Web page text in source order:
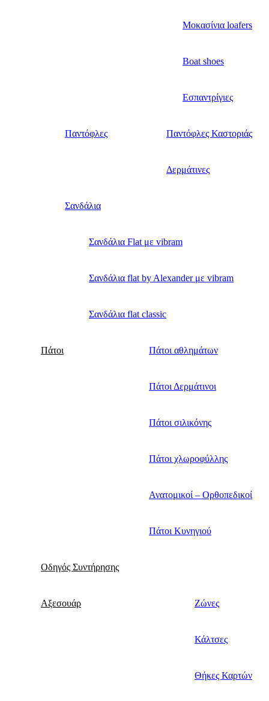
Μοκασίνια loafers
Boat shoes
Εσπαντρίγιες
Παντόφλες Παντόφλες Καστοριάς
Δερμάτινες
Σανδάλια
Σανδάλια Flat με vibram
Σανδάλια flat by Alexander με vibram
Σανδάλια flat classic
Πάτοι Πάτοι αθλημάτων
Πάτοι Δερμάτινοι
Πάτοι σιλικόνης
Πάτοι χλωροφύλλης
Ανατομικοί – Ορθοπεδικοί
Πάτοι Κυνηγιού
Οδηγός Συντήρησης
Αξεσουάρ Ζώνες
Κάλτσες
Θήκες Καρτών